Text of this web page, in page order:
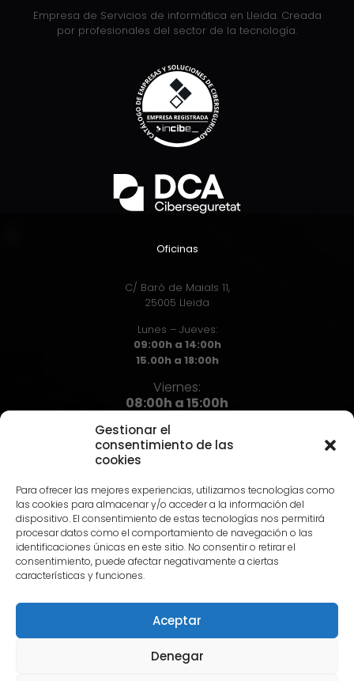
Gestionar el
consentimiento de las
cookies
Para ofrecer las mejores experiencias, utilizamos tecnologías como
las cookies para almacenar y/o acceder a la información del
dispositivo. El consentimiento de estas tecnologías nos permitirá
procesar datos como el comportamiento de navegación o las
identificaciones únicas en este sitio. No consentir o retirar el
consentimiento, puede afectar negativamente a ciertas
características y funciones.
Aceptar
Denegar
Empresa de Servicios de informática en Lleida. Creada
por profesionales del sector de la tecnología.
Oficinas
C/ Baró de Maials 11,
25005 Lleida
Lunes – Jueves:
09:00h a 14:00h
15.00h a 18:00h
Viernes:
08:00h a 15:00h
973 72 71 72
info@hst.cat
© 2024 HST |Aviso Legal|Política de privacidad|Política
de Cookies